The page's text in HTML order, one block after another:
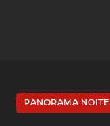
PANORAMA NOITE